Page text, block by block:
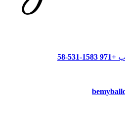
+971 58-531-1583